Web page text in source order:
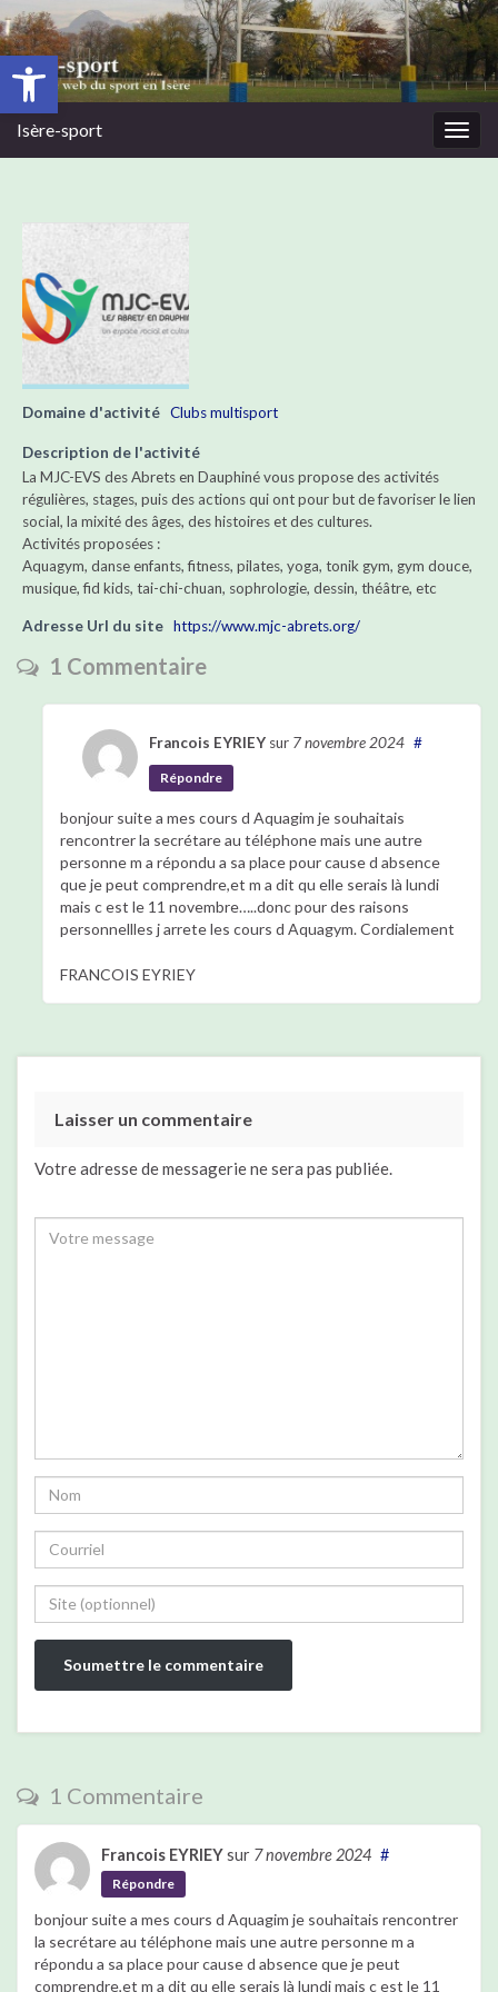
Ouvrir la barre d’outils
Isère-sport
Domaine d'activité Clubs multisport
Description de l'activité
La MJC-EVS des Abrets en Dauphiné vous propose des activités
régulières, stages, puis des actions qui ont pour but de favoriser le lien
social, la mixité des âges, des histoires et des cultures.
Activités proposées :
Aquagym, danse enfants, fitness, pilates, yoga, tonik gym, gym douce,
musique, fid kids, tai-chi-chuan, sophrologie, dessin, théâtre, etc
Adresse Url du site https://www.mjc-abrets.org/
1 Commentaire
Francois EYRIEYsur 7 novembre 2024 #
Répondre
bonjour suite a mes cours d Aquagim je souhaitais
rencontrer la secrétare au téléphone mais une autre
personne m a répondu a sa place pour cause d absence
que je peut comprendre,et m a dit qu elle serais là lundi
mais c est le 11 novembre…..donc pour des raisons
personnellles j arrete les cours d Aquagym. Cordialement
FRANCOIS EYRIEY
Laisser un commentaire
Votre adresse de messagerie ne sera pas publiée.
1 Commentaire
Francois EYRIEYsur 7 novembre 2024 #
Répondre
bonjour suite a mes cours d Aquagim je souhaitais rencontrer
la secrétare au téléphone mais une autre personne m a
répondu a sa place pour cause d absence que je peut
comprendre,et m a dit qu elle serais là lundi mais c est le 11